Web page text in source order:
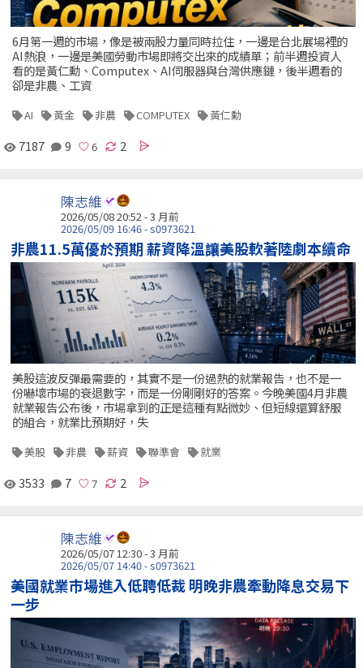
6月第一週的市場，像是被兩股力量同時拉住，一邊是台北展場裡的
AI熱浪，一邊是美國勞動市場即將交出來的成績單；前半週投資人
看的是黃仁勳、Computex、AI伺服器與台灣供應鏈，後半週看的
卻是非農、工資
AI 黃金 非農 COMPUTEX 黃仁勳
7187 9 2
陳志維
2026/05/08 20:52 - 3 月前
2026/05/09 16:46 - s0973621
非農11.5萬優於預期 薪資降溫讓美股軟著陸劇本續命
美股這波反彈最需要的，其實不是一份過熱的就業報告，也不是一
份嚇壞市場的衰退數字，而是一份剛剛好的答案。今晚美國4月非農
就業報告公布後，市場拿到的正是這種有點微妙、但短線還算舒服
的組合，就業比預期好，失
美股 非農 薪資 聯準會 就業
3533 7 2
陳志維
2026/05/07 12:30 - 3 月前
2026/05/07 14:40 - s0973621
美國就業市場進入低聘低裁 明晚非農牽動降息交易下
一步